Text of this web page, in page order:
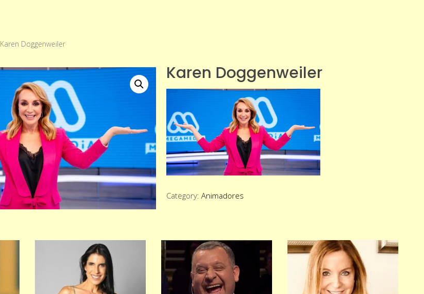
Karen Doggenweiler
Karen Doggenweiler
Category: Animadores